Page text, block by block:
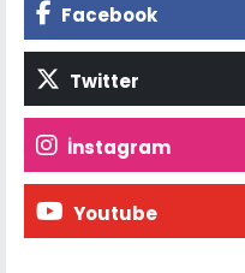
Facebook
Twitter
İnstagram
Youtube